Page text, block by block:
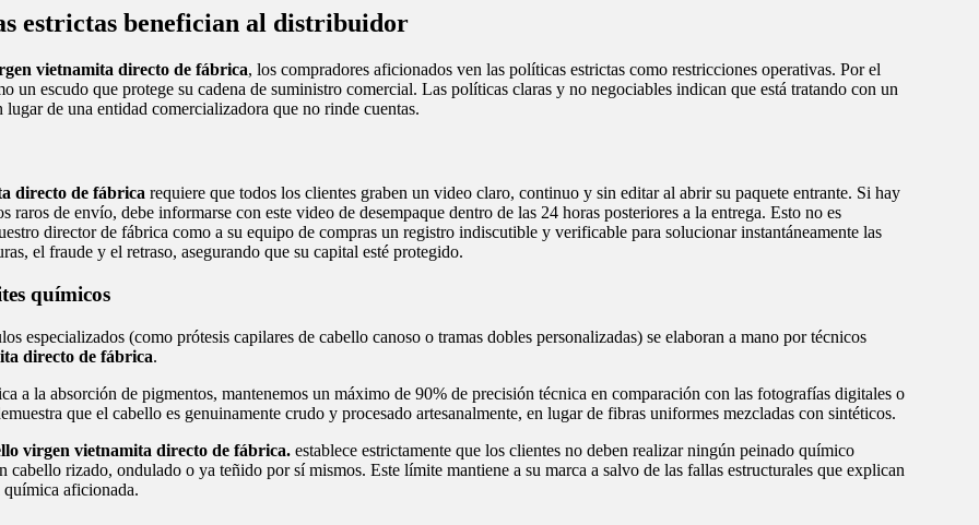
estrictas benefician al distribuidor
vietnamita directo de fábrica, los compradores aficionados ven las políticas estrictas como restricciones operativas. Por el
un escudo que protege su cadena de suministro comercial. Las políticas claras y no negociables indican que está tratando con un
de una entidad comercializadora que no rinde cuentas.
directo de fábrica requiere que todos los clientes graben un video claro, continuo y sin editar al abrir su paquete entrante. Si hay
de envío, debe informarse con este video de desempaque dentro de las 24 horas posteriores a la entrega. Esto no es
director de fábrica como a su equipo de compras un registro indiscutible y verificable para solucionar instantáneamente las
el fraude y el retraso, asegurando que su capital esté protegido.
químicos
especializados (como prótesis capilares de cabello canoso o tramas dobles personalizadas) se elaboran a mano por técnicos
directo de fábrica.
a la absorción de pigmentos, mantenemos un máximo de 90% de precisión técnica en comparación con las fotografías digitales o
que el cabello es genuinamente crudo y procesado artesanalmente, en lugar de fibras uniformes mezcladas con sintéticos.
virgen vietnamita directo de fábrica. establece estrictamente que los clientes no deben realizar ningún peinado químico
rizado, ondulado o ya teñido por sí mismos. Este límite mantiene a su marca a salvo de las fallas estructurales que explican
química aficionada.